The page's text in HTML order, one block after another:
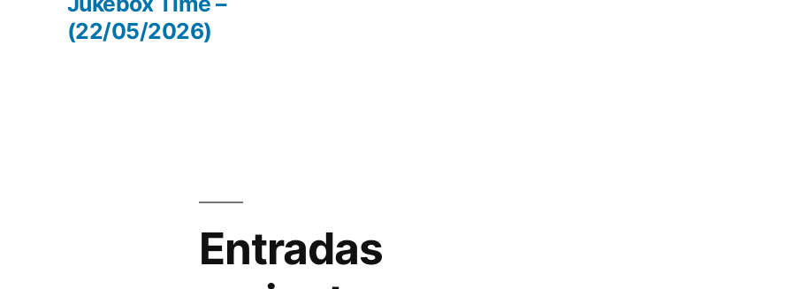
(22/05/2026)
Entradas